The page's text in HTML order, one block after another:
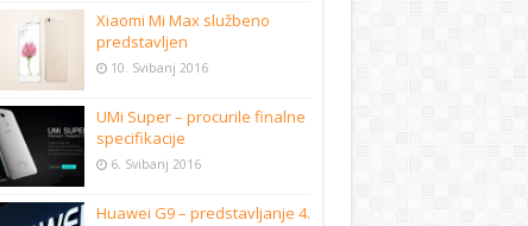
Xiaomi Mi Max službeno
predstavljen
10. Svibanj 2016
UMi Super – procurile finalne
specifikacije
6. Svibanj 2016
Huawei G9 – predstavljanje 4.